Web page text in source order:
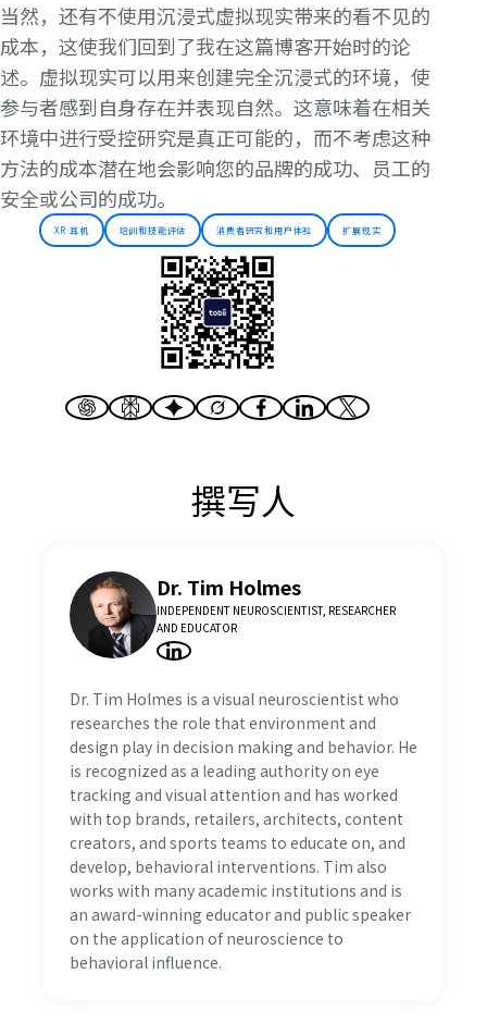
当然，还有不使用沉浸式虚拟现实带来的看不见的
成本，这使我们回到了我在这篇博客开始时的论
述。虚拟现实可以用来创建完全沉浸式的环境，使
参与者感到自身存在并表现自然。这意味着在相关
环境中进行受控研究是真正可能的，而不考虑这种
方法的成本潜在地会影响您的品牌的成功、员工的
安全或公司的成功。
XR 耳机 培训和技能评估 消费者研究和用户体验 扩展现实
撰写人
Dr. Tim Holmes
INDEPENDENT NEUROSCIENTIST, RESEARCHER
AND EDUCATOR
Dr. Tim Holmes is a visual neuroscientist who
researches the role that environment and
design play in decision making and behavior. He
is recognized as a leading authority on eye
tracking and visual attention and has worked
with top brands, retailers, architects, content
creators, and sports teams to educate on, and
develop, behavioral interventions. Tim also
works with many academic institutions and is
an award-winning educator and public speaker
on the application of neuroscience to
behavioral influence.